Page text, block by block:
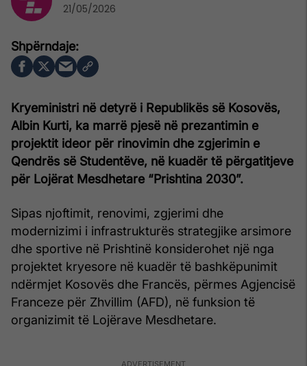
Kryeministri në detyrë i Republikës së Kosovës,
Albin Kurti, ka marrë pjesë në prezantimin e
projektit ideor për rinovimin dhe zgjerimin e
Qendrës së Studentëve, në kuadër të përgatitjeve
për Lojërat Mesdhetare “Prishtina 2030”.
Sipas njoftimit, renovimi, zgjerimi dhe
modernizimi i infrastrukturës strategjike arsimore
dhe sportive në Prishtinë konsiderohet një nga
projektet kryesore në kuadër të bashkëpunimit
ndërmjet Kosovës dhe Francës, përmes Agjencisë
Franceze për Zhvillim (AFD), në funksion të
organizimit të Lojërave Mesdhetare.
21/05/2026